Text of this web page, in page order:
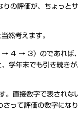
の評価が、ちょっと
然考えます。
→ 4 → 3）のであれば
学年末でも引き続きが
。直接数字で表されな
さって評価の数字にな